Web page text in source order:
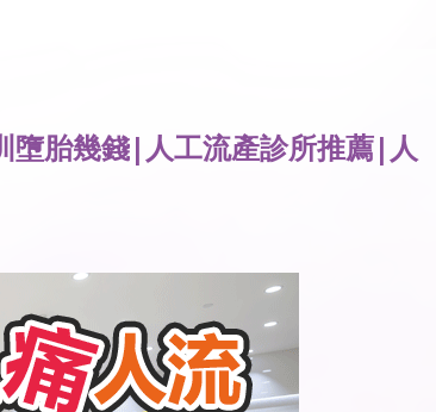
墮胎幾錢|人工流產診所推薦|人